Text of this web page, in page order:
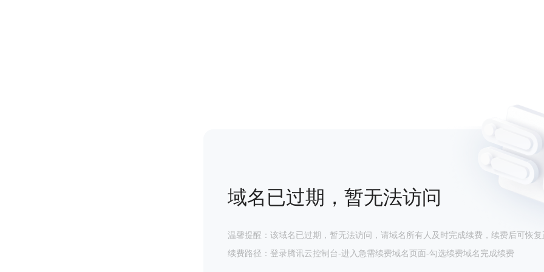
域名已过期，暂无法访问
温馨提醒：该域名已过期，暂无法访问，请域名所有人及时完成续费，续费后可恢复
续费路径：登录腾讯云控制台-进入急需续费域名页面-勾选续费域名完成续费